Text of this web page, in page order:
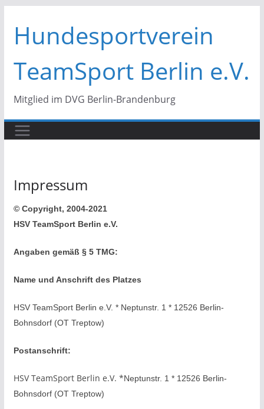
Inhalt
springen
Hundesportverein
TeamSport Berlin e.V.
Mitglied im DVG Berlin-Brandenburg
Impressum
© Copyright, 2004-2021
HSV TeamSport Berlin e.V.
Angaben gemäß § 5 TMG:
Name und Anschrift des Platzes
HSV TeamSport Berlin e.V. * Neptunstr. 1 * 12526 Berlin-
Bohnsdorf (OT Treptow)
Postanschrift:
HSV TeamSport Berlin e.V. *Neptunstr. 1 * 12526 Berlin-
Bohnsdorf (OT Treptow)